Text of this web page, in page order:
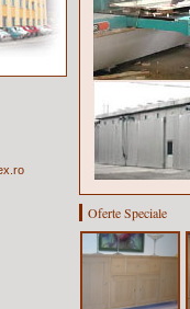
Oferte Speciale